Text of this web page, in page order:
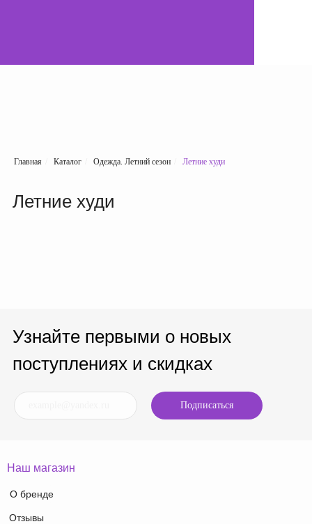
Главная Каталог Одежда. Летний сезон Летние худи
Летние худи
Узнайте первыми о новых
поступлениях и скидках
Подписаться
О бренде
Наш магазин
Отзывы